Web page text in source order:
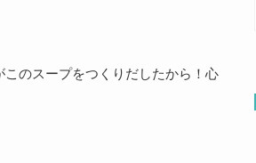
のスープをつくりだしたから！心